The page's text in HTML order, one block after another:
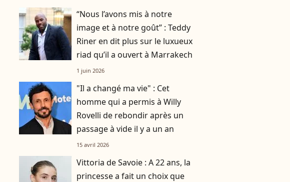
“Nous l’avons mis à notre
image et à notre goût” : Teddy
Riner en dit plus sur le luxueux
riad qu’il a ouvert à Marrakech
1 juin 2026
"Il a changé ma vie" : Cet
homme qui a permis à Willy
Rovelli de rebondir après un
passage à vide il y a un an
15 avril 2026
Vittoria de Savoie : A 22 ans, la
princesse a fait un choix que